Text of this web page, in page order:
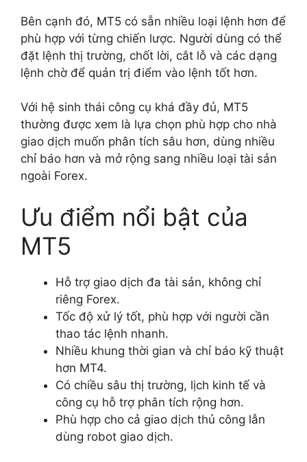
Bên cạnh đó, MT5 có sẵn nhiều loại lệnh hơn để
phù hợp với từng chiến lược. Người dùng có thể
đặt lệnh thị trường, chốt lời, cắt lỗ và các dạng
lệnh chờ để quản trị điểm vào lệnh tốt hơn.
Với hệ sinh thái công cụ khá đầy đủ, MT5
thường được xem là lựa chọn phù hợp cho nhà
giao dịch muốn phân tích sâu hơn, dùng nhiều
chỉ báo hơn và mở rộng sang nhiều loại tài sản
ngoài Forex.
Ưu điểm nổi bật của
MT5
Hỗ trợ giao dịch đa tài sản, không chỉ
riêng Forex.
Tốc độ xử lý tốt, phù hợp với người cần
thao tác lệnh nhanh.
Nhiều khung thời gian và chỉ báo kỹ thuật
hơn MT4.
Có chiều sâu thị trường, lịch kinh tế và
công cụ hỗ trợ phân tích rộng hơn.
Phù hợp cho cả giao dịch thủ công lẫn
dùng robot giao dịch.